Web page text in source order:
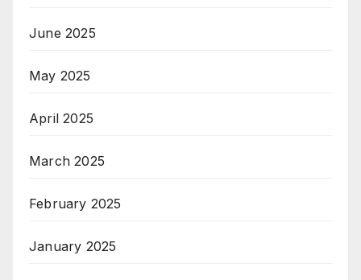
June 2025
May 2025
April 2025
March 2025
February 2025
January 2025